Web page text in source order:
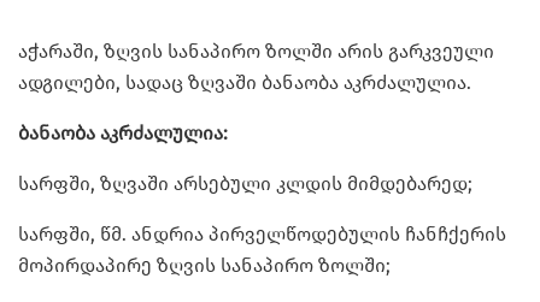
აჭარაში, ზღვის სანაპირო ზოლში არის გარკვეული
ადგილები, სადაც ზღვაში ბანაობა აკრძალულია.
ბანაობა აკრძალულია:
სარფში, ზღვაში არსებული კლდის მიმდებარედ;
სარფში, წმ. ანდრია პირველწოდებულის ჩანჩქერის
მოპირდაპირე ზღვის სანაპირო ზოლში;